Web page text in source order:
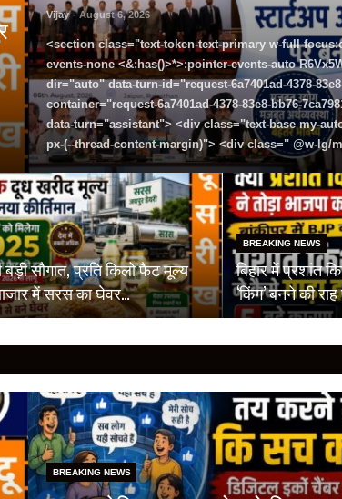
Vijay - August 6, 2026
<section class="text-token-text-primary w-full
events-none <&:has()>*>:pointer-events-auto
dir="auto" data-turn-id="request-6a7401ad-4378-
container="request-6a7401ad-4378-83e8-bb76-
data-turn="assistant"> <div class="text-base my-
px-(--thread-content-margin)"> <div class=" @w-lg/
सौगात, प्रति किलो फैट मूल्य
में सरस का घेवर…
BREAKING NEWS
बिहार में प्रशांत
‘किंग’ बनने की
BREAKING NEWS